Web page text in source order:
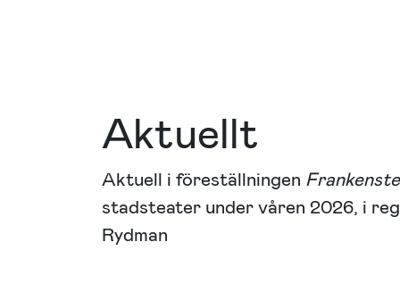
Aktuellt
Aktuell i föreställningen
stadsteater under våren 2026, i
Rydman